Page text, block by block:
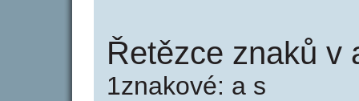
Řetězce znaků v
1znakové: a s